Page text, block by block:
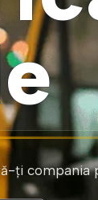
ți compania